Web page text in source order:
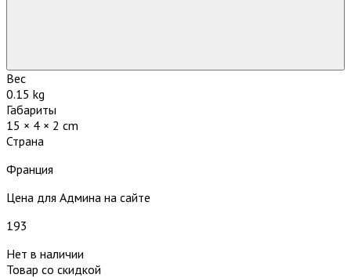
Вес
0.15 kg
Габариты
15 × 4 × 2 cm
Страна
Франция
Цена для Админа на сайте
193
Нет в наличии
Товар со скидкой